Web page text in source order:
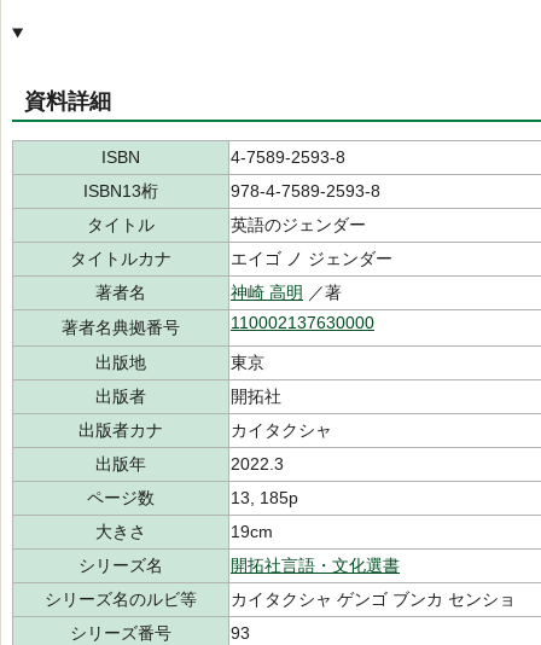
資料詳細
ISBN
4-7589-2593-8
ISBN13桁
978-4-7589-2593-8
タイトル
英語のジェンダー
タイトルカナ
エイゴ ノ ジェンダー
著者名
神崎 高明 ／著
著者名典拠番号
110002137630000
出版地
東京
出版者
開拓社
出版者カナ
カイタクシャ
出版年
2022.3
ページ数
13, 185p
大きさ
19cm
シリーズ名
開拓社言語・文化選書
シリーズ名のルビ等
カイタクシャ ゲンゴ ブンカ センショ
シリーズ番号
93